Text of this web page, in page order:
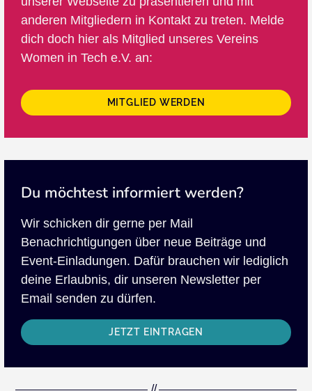
anderen Mitgliedern in Kontakt zu treten. Melde
dich doch hier als Mitglied unseres Vereins
Women in Tech e.V. an:
MITGLIED WERDEN
Du möchtest informiert werden?
Wir schicken dir gerne per Mail
Benachrichtigungen über neue Beiträge und
Event-Einladungen. Dafür brauchen wir lediglich
deine Erlaubnis, dir unseren Newsletter per
Email senden zu dürfen.
JETZT EINTRAGEN